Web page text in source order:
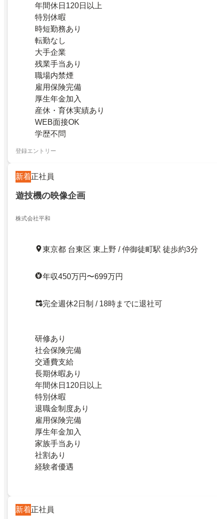
年間休日120日以上
特別休暇
時短勤務あり
転勤なし
大手企業
残業手当あり
職場内禁煙
雇用保険完備
厚生年金加入
産休・育休実績あり
WEB面接OK
学歴不問
登録エントリー
新着正社員
遊技機の映像企画
株式会社平和
東京都 台東区 東上野 / 仲御徒町駅 徒歩約3分
年収450万円〜699万円
完全週休2日制 / 18時までに退社可
研修あり
社会保険完備
交通費支給
長期休暇あり
年間休日120日以上
特別休暇
退職金制度あり
雇用保険完備
厚生年金加入
家族手当あり
社割あり
経験者優遇
新着正社員